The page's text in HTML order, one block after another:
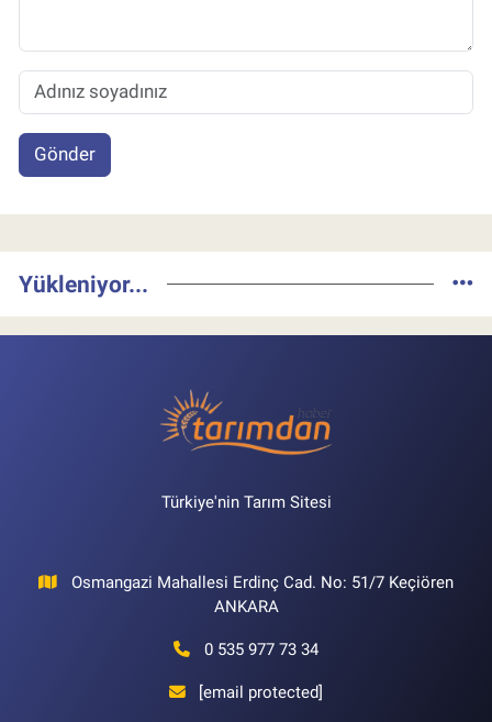
Gönder
Yükleniyor...
Türkiye'nin Tarım Sitesi
Osmangazi Mahallesi Erdinç Cad. No: 51/7 Keçiören
ANKARA
0 535 977 73 34
[email protected]